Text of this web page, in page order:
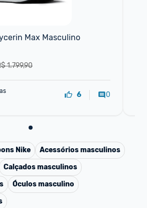
Max Masculino
1.799,90
6 0
Nike
Acessórios masculinos
Calçados masculinos
Óculos masculino